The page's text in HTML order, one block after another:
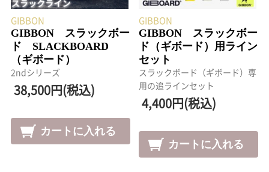
GIBBON
GIBBON スラックボー
ド SLACKBOARD
（ギボード）
2ndシリーズ
38,500円(税込)
GIBBON
GIBBON スラックボー
ド（ギボード）用ライン
セット
スラックボード（ギボード）専
用の追ラインセット
4,400円(税込)